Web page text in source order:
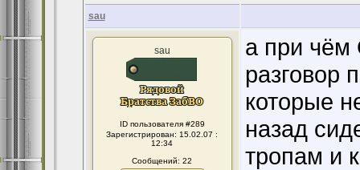
sau
sau
ID пользователя #289
Зарегистрирован: 15.02.07 :
12:34
Сообщений: 22
а при
разговор
которые
назад
тропам и